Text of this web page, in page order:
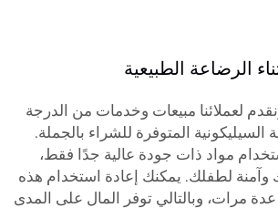
الرضاعة الطبيعية
لعملائنا مبيعات وخدمات من الدرجة
السيليكونية المتوفرة للشراء بالجملة.
مواد ذات جودة عالية جدًا فقط،
وآمنة لطفلك. يمكنك إعادة استخدام هذه
عدة مرات، وبالتالي توفر المال على المدى